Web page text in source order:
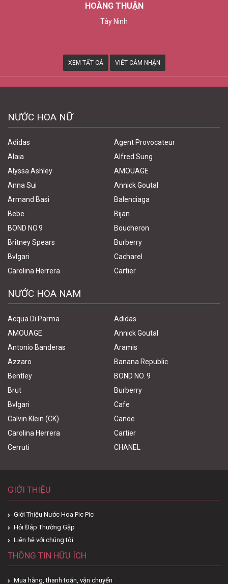
HOÀNG THUẬN
Tây Ninh
XEM TẤT CẢ VIẾT CẢM NHẬN
NƯỚC HOA NỮ
Adidas
Agent Provocateur
Alaia
Alfred Sung
Alyssa Ashley
AMOUAGE
Anna Sui
Annick Goutal
Armand Basi
Balenciaga
Bebe
Bijan
BOND NO.9
Boucheron
Britney Spears
Burberry
Bvlgari
Cacharel
Carolina Herrera
Cartier
NƯỚC HOA NAM
Acqua Di Parma
Adidas
AMOUAGE
Annick Goutal
Antonio Banderas
Aramis
Azzaro
Banana Republic
Bentley
BOND NO. 9
Brut
Burberry
Bvlgari
Cafe
Calvin Klein (CK)
Canoe
Carolina Herrera
Cartier
Cerruti
CHANEL
GIỚI THIỆU
Giới Thiệu Nước Hoa Pic Pic
Hỏi Đáp Thường Gặp
Liên hệ với chúng tôi
THÔNG TIN HỮU ÍCH
Mua hàng, thanh toán, vận chuyển